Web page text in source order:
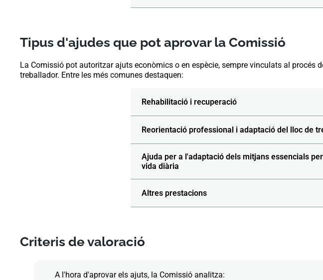
Tipus d'ajudes que pot aprovar la Comissió
La Comissió pot autoritzar ajuts econòmics o en espècie, sempre vinculats al
treballador. Entre les més comunes destaquen:
Rehabilitació i recuperació
Reorientació professional i adaptació del lloc de
Ajuda per a l'adaptació dels mitjans essencials
vida diària
Altres prestacions
Criteris de valoració
A l'hora d'aprovar els ajuts, la Comissió analitza: